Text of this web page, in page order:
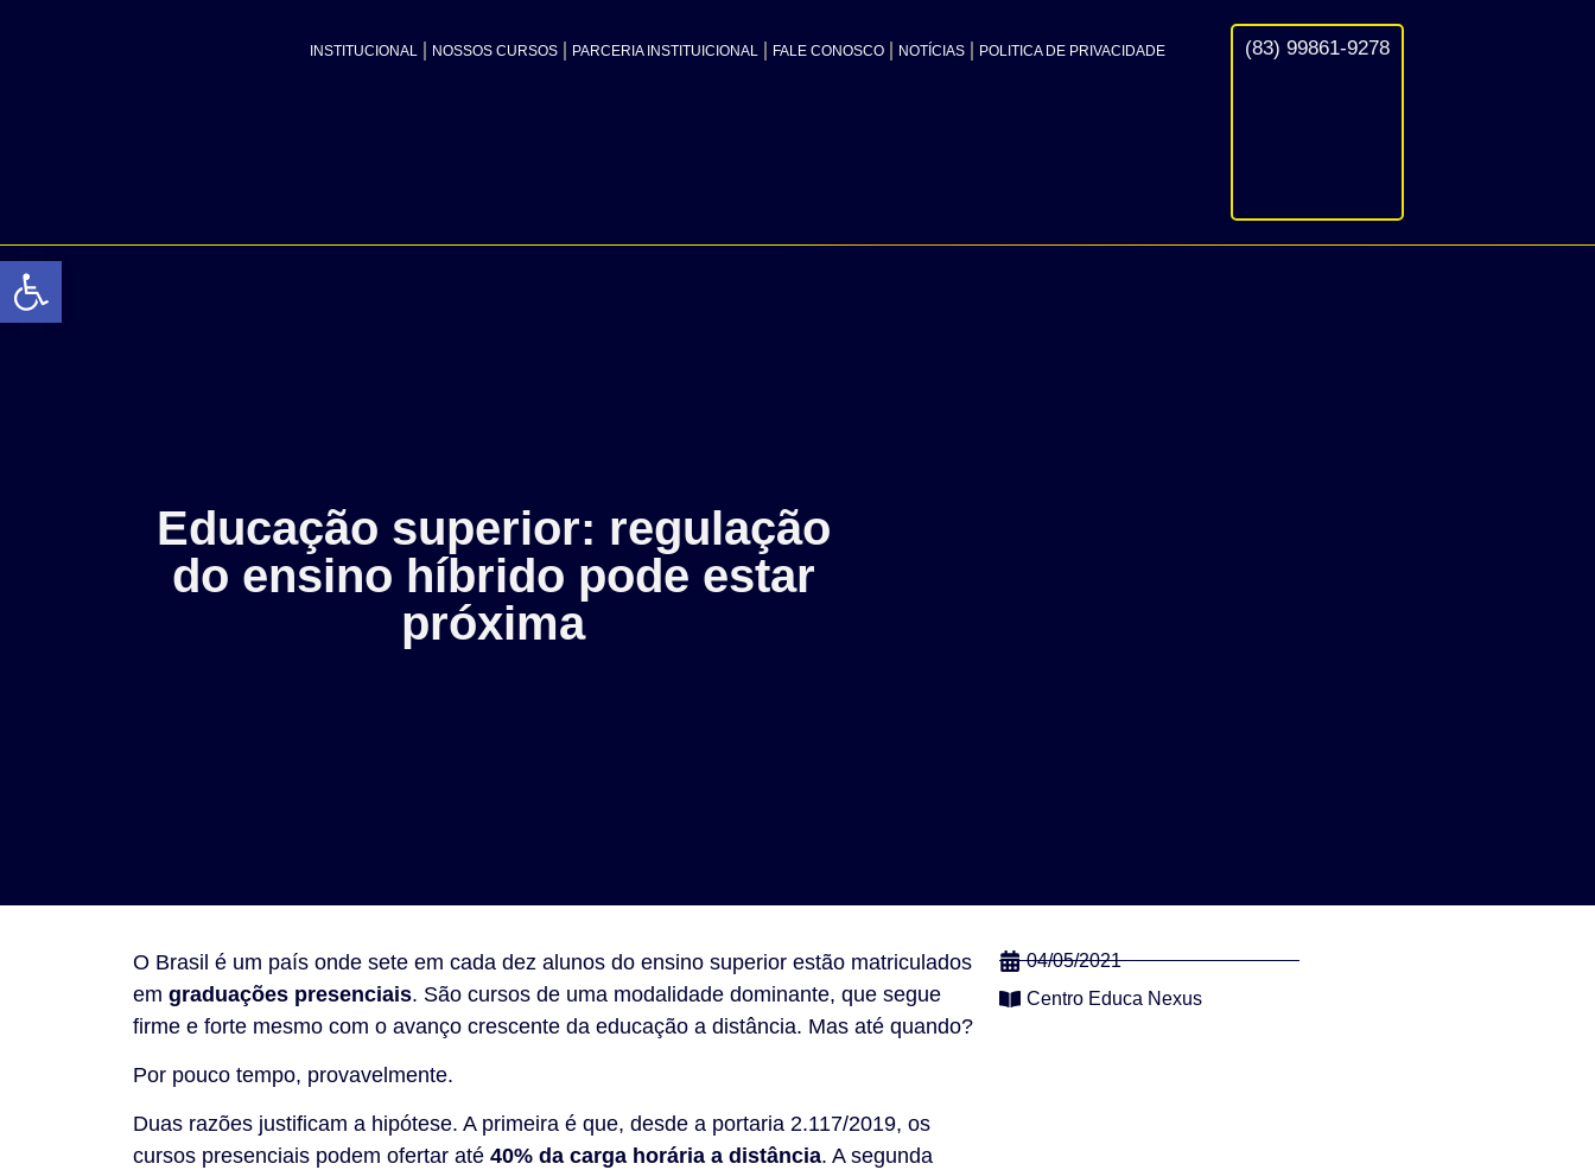
INSTITUCIONAL NOSSOS CURSOS PARCERIA INSTITUICIONAL FALE CONOSCO NOTÍCIAS POLITICA DE PRIVACIDADE (83) 99861-9278
Educação superior: regulação
do ensino híbrido pode estar
próxima
O Brasil é um país onde sete em cada dez alunos do ensino superior estão matriculados
em graduações presenciais. São cursos de uma modalidade dominante, que segue
firme e forte mesmo com o avanço crescente da educação a distância. Mas até quando?
Por pouco tempo, provavelmente.
Duas razões justificam a hipótese. A primeira é que, desde a portaria 2.117/2019, os
cursos presenciais podem ofertar até 40% da carga horária a distância. A segunda
04/05/2021
Centro Educa Nexus
Abrir a barra de ferramentas